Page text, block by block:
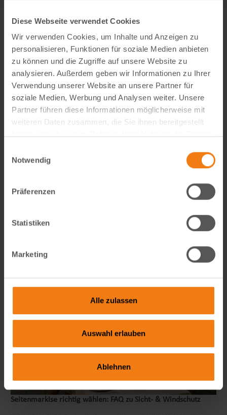
Diese Webseite verwendet Cookies
Wir verwenden Cookies, um Inhalte und Anzeigen zu
personalisieren, Funktionen für soziale Medien anbieten
zu können und die Zugriffe auf unsere Website zu
analysieren. Außerdem geben wir Informationen zu Ihrer
Verwendung unserer Website an unsere Partner für
soziale Medien, Werbung und Analysen weiter. Unsere
Partner führen diese Informationen möglicherweise mit
weiteren Daten zusammen, die Sie ihnen bereitgestellt
Notwendig
Präferenzen
Statistiken
Marketing
Alle zulassen
Auswahl erlauben
Ablehnen
gestaltest du verkaufsstarke Amazon- und E-Commerce-
Bildwelten – von der Idee bis zum A++ Content. Kreativ,
weiterlesen
Seitenmarkise richtig wählen: FAQ zu Sicht- & Windschutz